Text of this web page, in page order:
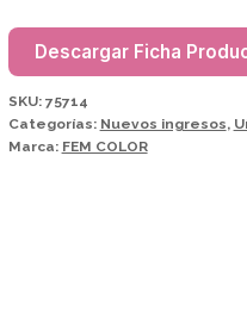
FEM
COLOR
75714
cantidad
Descargar Ficha
SKU: 75714
Categorías: Nuevos ingresos,
Marca: FEM COLOR